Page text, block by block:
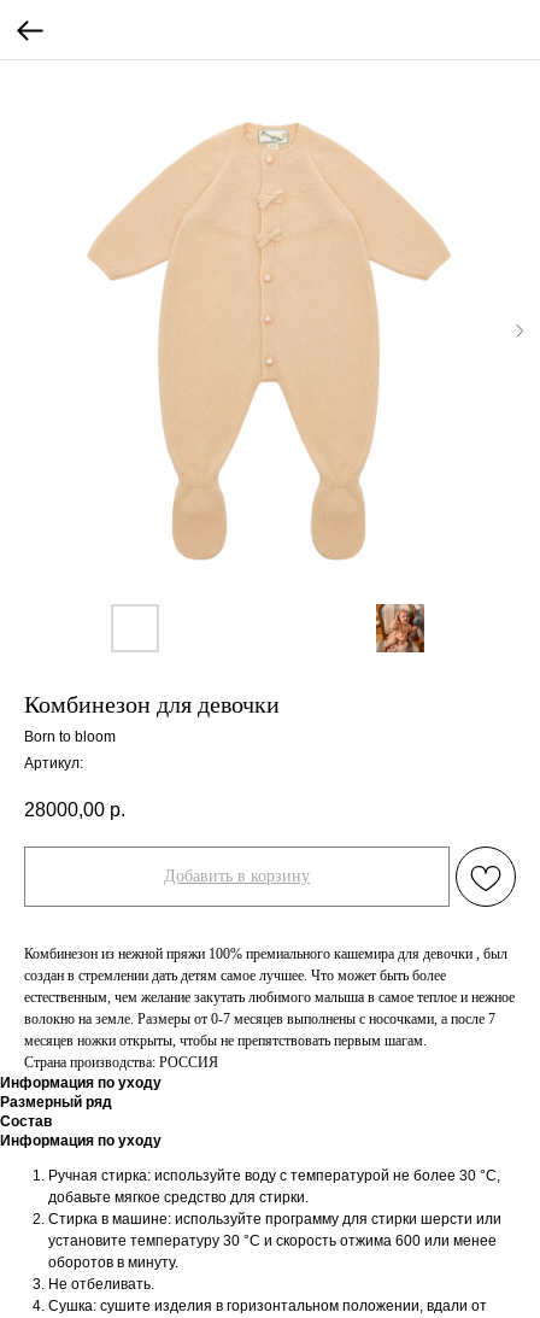
Комбинезон для девочки
Born to bloom
Артикул:
28000,00 р.
Добавить в корзину
Комбинезон из нежной пряжи 100% премиального кашемира для девочки , был
создан в стремлении дать детям самое лучшее. Что может быть более
естественным, чем желание закутать любимого малыша в самое теплое и нежное
волокно на земле. Размеры от 0-7 месяцев выполнены с носочками, а после 7
месяцев ножки открыты, чтобы не препятствовать первым шагам.
Страна производства: РОССИЯ
Информация по уходу
Размерный ряд
Состав
Информация по уходу
Ручная стирка: используйте воду с температурой не более 30 °С,
добавьте мягкое средство для стирки.
Стирка в машине: используйте программу для стирки шерсти или
установите температуру 30 °С и скорость отжима 600 или менее
оборотов в минуту.
Не отбеливать.
Сушка: сушите изделия в горизонтальном положении, вдали от